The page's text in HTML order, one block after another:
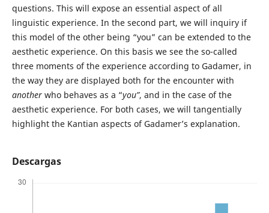
questions. This will expose an essential aspect of all
linguistic experience. In the second part, we will inquiry if
this model of the other being “you” can be extended to the
aesthetic experience. On this basis we see the so-called
three moments of the experience according to Gadamer, in
the way they are displayed both for the encounter with
anotherwho behaves as a “you”, and in the case of the
aesthetic experience. For both cases, we will tangentially
highlight the Kantian aspects of Gadamer’s explanation.
Descargas